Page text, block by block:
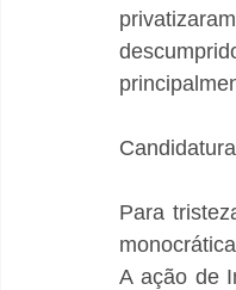
Para
A ação de